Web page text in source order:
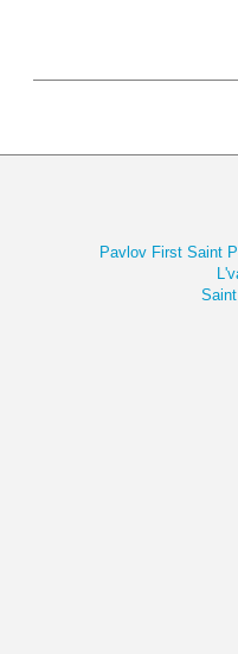
Pavlov First Saint